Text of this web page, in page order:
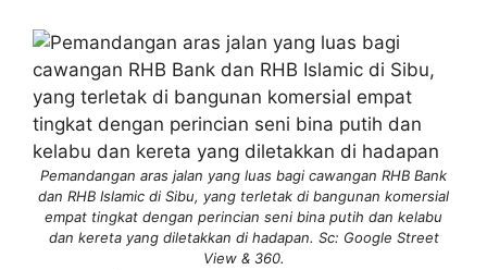
Pemandangan aras jalan yang luas bagi cawangan RHB Bank
dan RHB Islamic di Sibu, yang terletak di bangunan komersial
empat tingkat dengan perincian seni bina putih dan kelabu
dan kereta yang diletakkan di hadapan. Sc: Google Street
View & 360.